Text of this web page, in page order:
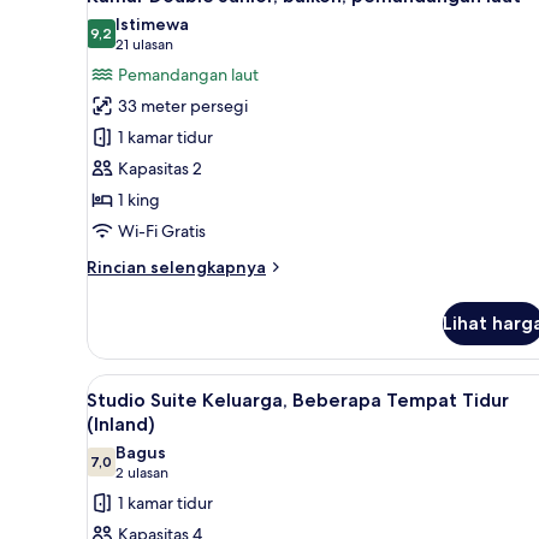
semua
foto
untuk
Kamar
Double
Junior,
balkon,
pemandangan
laut
9,29,2 dari 10
Istimewa
21 ulasan
(21
ulasan)
Pemandangan laut
33 meter persegi
1 kamar tidur
Kapasitas 2
1 king
Wi-Fi Gratis
Rincian selengkapnya
Rincian
Kamar
Double
Junior,
balkon,
pemandangan
laut
Lihat
Lihat
semua
foto
untuk
Studio
Suite
Studio Suite Keluarga,
4
Studio Suite Keluarga, Beberapa Tempat Tidur
(Inland)
7,07,0 dari 10
Bagus
2 ulasan
(2
ulasan)
1 kamar tidur
Kapasitas 4